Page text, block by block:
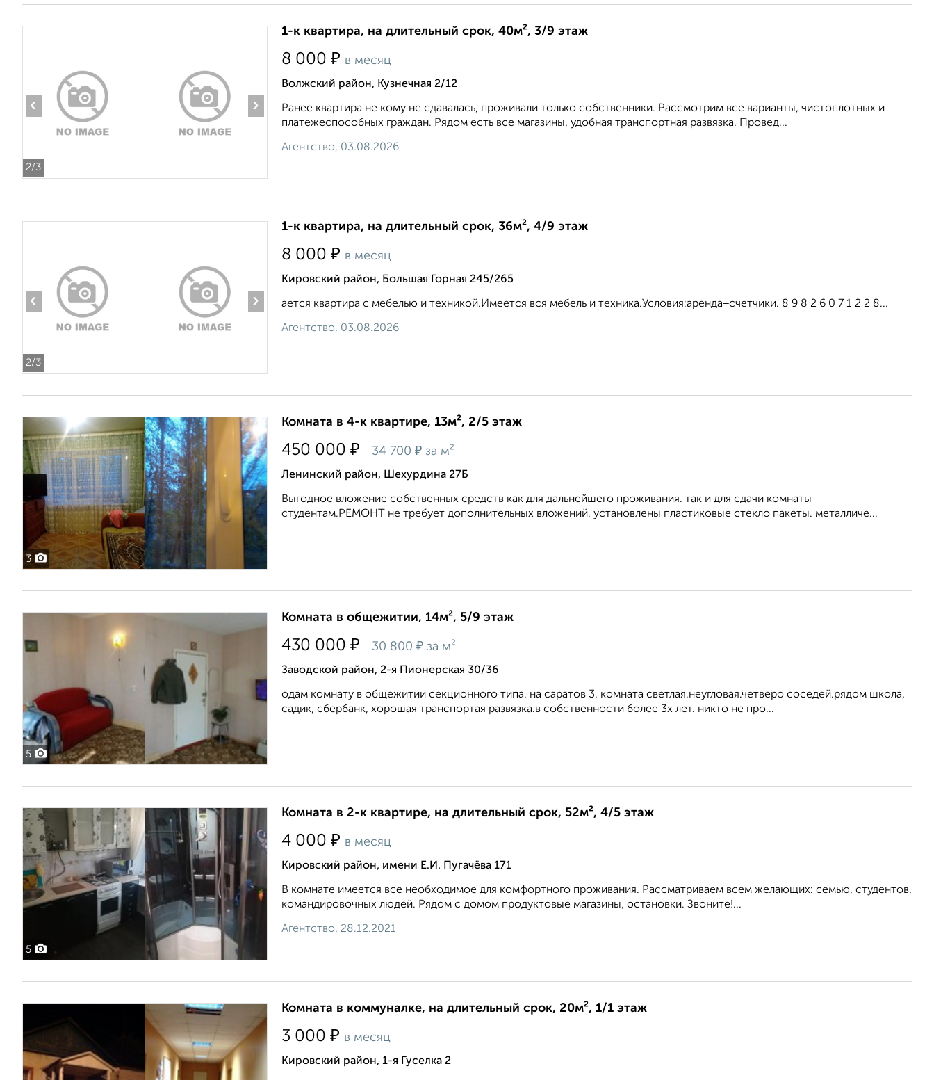
2/3
‹ ›
1-к квартира, на длительный срок, 40м², 3/9 этаж
8 000 ₽ в месяц
Волжский район, Кузнечная 2/12
Ранее квартира не кому не сдавалась, проживали только собственники. Рассмотрим все варианты, чистоплотных и
платежеспособных граждан. Рядом есть все магазины, удобная транспортная развязка. Провед...
Агентство, 03.08.2026
2/3
‹ ›
1-к квартира, на длительный срок, 36м², 4/9 этаж
8 000 ₽ в месяц
Кировский район, Большая Горная 245/265
ается квартира с мебелью и техникой.Имеется вся мебель и техника.Условия:аренда+счетчики. 8 9 8 2 6 0 7 1 2 2 8...
Агентство, 03.08.2026
3
Комната в 4-к квартире, 13м², 2/5 этаж
450 000 ₽ 34 700 ₽ за м²
Ленинский район, Шехурдина 27Б
Выгодное вложение собственных средств как для дальнейшего проживания. так и для сдачи комнаты
студентам.РЕМОНТ не требует дополнительных вложений. установлены пластиковые стекло пакеты. металличе...
5
Комната в общежитии, 14м², 5/9 этаж
430 000 ₽ 30 800 ₽ за м²
Заводской район, 2-я Пионерская 30/36
одам комнату в общежитии секционного типа. на саратов 3. комната светлая.неугловая.четверо соседей.рядом школа,
садик, сбербанк, хорошая транспортая развязка.в собственности более 3х лет. никто не про...
5
Комната в 2-к квартире, на длительный срок, 52м², 4/5 этаж
4 000 ₽ в месяц
Кировский район, имени Е.И. Пугачёва 171
В комнате имеется все необходимое для комфортного проживания. Рассматриваем всем желающих: семью, студентов,
командировочных людей. Рядом с домом продуктовые магазины, остановки. Звоните!...
Агентство, 28.12.2021
Комната в коммуналке, на длительный срок, 20м², 1/1 этаж
3 000 ₽ в месяц
Кировский район, 1-я Гуселка 2